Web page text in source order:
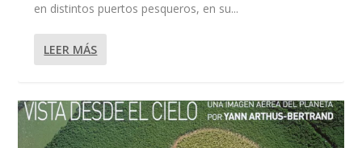
en distintos puertos pesqueros, en su...
LEER MÁS